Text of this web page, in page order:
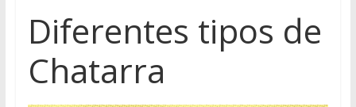
Diferentes tipos de
Chatarra